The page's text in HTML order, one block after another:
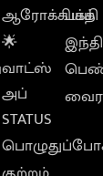
ஆரோக்கியம்
🌟
வாட்ஸ்
அப்
STATUS
பக்தி